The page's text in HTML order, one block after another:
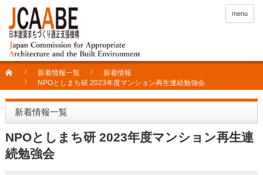
menu
新着情報一覧
新着情報
NPOとしまち研 2023年度マンション再生連続勉強会
新着情報一覧
NPOとしまち研 2023年度マンション再生連
続勉強会